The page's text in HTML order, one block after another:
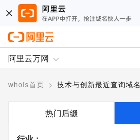
阿里云万网
whois首页 > 技术与创新最近查询域名
热门后缀